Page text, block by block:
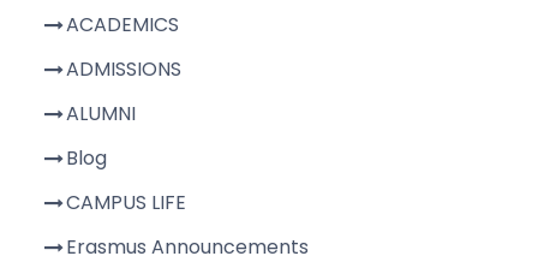
ACADEMICS
ADMISSIONS
ALUMNI
Blog
CAMPUS LIFE
Erasmus Announcements